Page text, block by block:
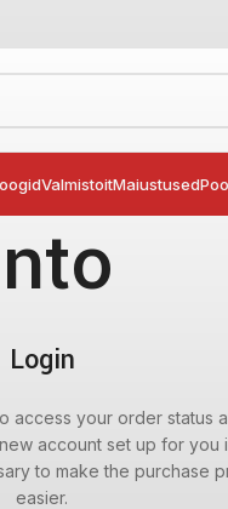
ValmistoitMaiustused
Login
access your order status
account set up for you
to make the purchase
easier.